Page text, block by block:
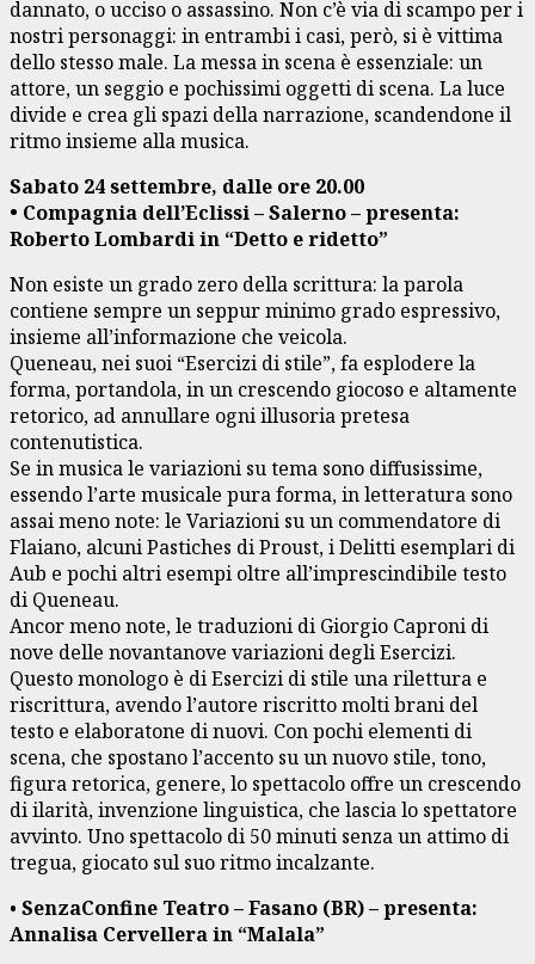
dannato, o ucciso o assassino. Non c’è via di scampo per i
nostri personaggi: in entrambi i casi, però, si è vittima
dello stesso male. La messa in scena è essenziale: un
attore, un seggio e pochissimi oggetti di scena. La luce
divide e crea gli spazi della narrazione, scandendone il
ritmo insieme alla musica.
Sabato 24 settembre, dalle ore 20.00
• Compagnia dell’Eclissi – Salerno – presenta:
Roberto Lombardi in “Detto e ridetto”
Non esiste un grado zero della scrittura: la parola
contiene sempre un seppur minimo grado espressivo,
insieme all’informazione che veicola.
Queneau, nei suoi “Esercizi di stile”, fa esplodere la
forma, portandola, in un crescendo giocoso e altamente
retorico, ad annullare ogni illusoria pretesa
contenutistica.
Se in musica le variazioni su tema sono diffusissime,
essendo l’arte musicale pura forma, in letteratura sono
assai meno note: le Variazioni su un commendatore di
Flaiano, alcuni Pastiches di Proust, i Delitti esemplari di
Aub e pochi altri esempi oltre all’imprescindibile testo
di Queneau.
Ancor meno note, le traduzioni di Giorgio Caproni di
nove delle novantanove variazioni degli Esercizi.
Questo monologo è di Esercizi di stile una rilettura e
riscrittura, avendo l’autore riscritto molti brani del
testo e elaboratone di nuovi. Con pochi elementi di
scena, che spostano l’accento su un nuovo stile, tono,
figura retorica, genere, lo spettacolo offre un crescendo
di ilarità, invenzione linguistica, che lascia lo spettatore
avvinto. Uno spettacolo di 50 minuti senza un attimo di
tregua, giocato sul suo ritmo incalzante.
• SenzaConfine Teatro – Fasano (BR) – presenta:
Annalisa Cervellera in “Malala”